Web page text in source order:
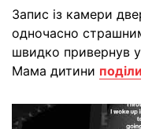
Запис із камери
одночасно
швидко привернув
Мама дитини